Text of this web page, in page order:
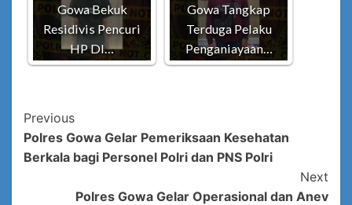
Gowa Bekuk
Residivis Pencuri
HP DI…
Gowa Tangkap
Terduga Pelaku
Penganiayaan…
Post
Navigation
Previous
Polres Gowa Gelar Pemeriksaan Kesehatan
Berkala bagi Personel Polri dan PNS Polri
Next
Polres Gowa Gelar Operasional dan Anev